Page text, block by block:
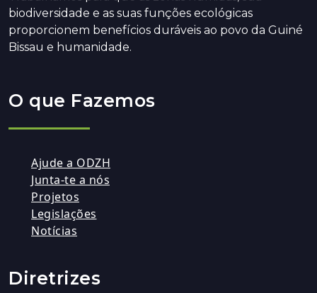
biodiversidade e as suas funções ecológicas
proporcionem benefícios duráveis ao povo da Guiné
Bissau e humanidade.
O que Fazemos
Ajude a ODZH
Junta-te a nós
Projetos
Legislações
Notícias
Diretrizes